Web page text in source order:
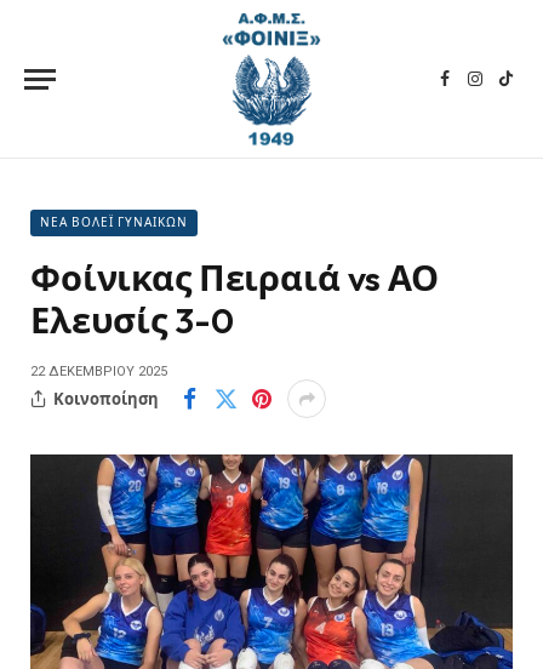
Facebook
ΝΕΑ ΒΟΛΕΪ ΓΥΝΑΙΚΩΝ
Φοίνικας Πειραιά vs ΑΟ
Ελευσίς 3-0
22 ΔΕΚΕΜΒΡΊΟΥ 2025
Κοινοποίηση